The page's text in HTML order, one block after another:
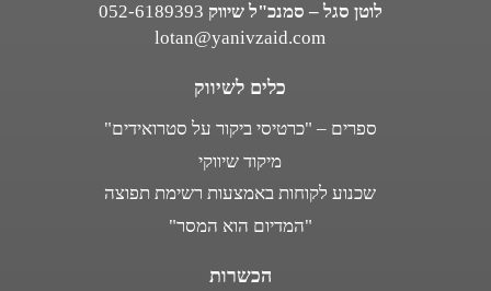
לוטן סגל – סמנכ"ל שיווק 052-6189393
lotan@yanivzaid.com
כלים לשיווק
ספרים – "כרטיסי ביקור על סטרואידים"
מיקוד שיווקי
שכנוע לקוחות באמצעות רשימת תפוצה
"המדיום הוא המסר"
הכשרות